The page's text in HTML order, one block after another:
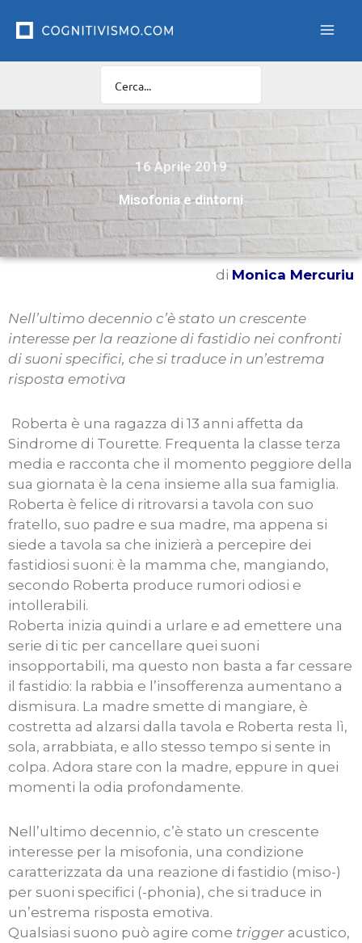
16 Aprile 2019
Misofonia e dintorni
di Monica Mercuriu
Nell’ultimo decennio c’è stato un crescente
interesse per la reazione di fastidio nei confronti
di suoni specifici, che si traduce in un’estrema
risposta emotiva
Roberta è una ragazza di 13 anni affetta da
Sindrome di Tourette. Frequenta la classe terza
media e racconta che il momento peggiore della
sua giornata è la cena insieme alla sua famiglia.
Roberta è felice di ritrovarsi a tavola con suo
fratello, suo padre e sua madre, ma appena si
siede a tavola sa che inizierà a percepire dei
fastidiosi suoni: è la mamma che, mangiando,
secondo Roberta produce rumori odiosi e
intollerabili.
Roberta inizia quindi a urlare e ad emettere una
serie di tic per cancellare quei suoni
insopportabili, ma questo non basta a far cessare
il fastidio: la rabbia e l’insofferenza aumentano a
dismisura. La madre smette di mangiare, è
costretta ad alzarsi dalla tavola e Roberta resta lì,
sola, arrabbiata, e allo stesso tempo si sente in
colpa. Adora stare con la madre, eppure in quei
momenti la odia profondamente.
Nell’ultimo decennio, c’è stato un crescente
interesse per la misofonia, una condizione
caratterizzata da una reazione di fastidio (miso-)
per suoni specifici (-phonia), che si traduce in
un’estrema risposta emotiva.
Qualsiasi suono può agire come trigger acustico,